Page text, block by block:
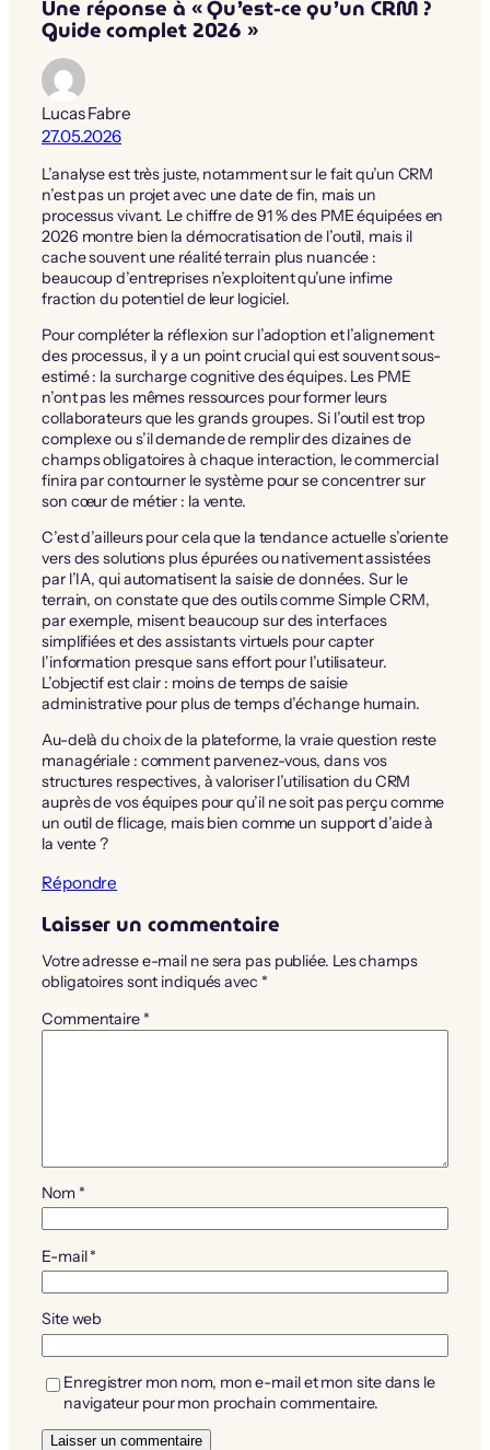
Une réponse à « Qu’est-ce qu’un CRM ?
Guide complet 2026 »
Lucas Fabre
27.05.2026
L’analyse est très juste, notamment sur le fait qu’un CRM
n’est pas un projet avec une date de fin, mais un
processus vivant. Le chiffre de 91 % des PME équipées en
2026 montre bien la démocratisation de l’outil, mais il
cache souvent une réalité terrain plus nuancée :
beaucoup d’entreprises n’exploitent qu’une infime
fraction du potentiel de leur logiciel.
Pour compléter la réflexion sur l’adoption et l’alignement
des processus, il y a un point crucial qui est souvent sous-
estimé : la surcharge cognitive des équipes. Les PME
n’ont pas les mêmes ressources pour former leurs
collaborateurs que les grands groupes. Si l’outil est trop
complexe ou s’il demande de remplir des dizaines de
champs obligatoires à chaque interaction, le commercial
finira par contourner le système pour se concentrer sur
son cœur de métier : la vente.
C’est d’ailleurs pour cela que la tendance actuelle s’oriente
vers des solutions plus épurées ou nativement assistées
par l’IA, qui automatisent la saisie de données. Sur le
terrain, on constate que des outils comme Simple CRM,
par exemple, misent beaucoup sur des interfaces
simplifiées et des assistants virtuels pour capter
l’information presque sans effort pour l’utilisateur.
L’objectif est clair : moins de temps de saisie
administrative pour plus de temps d’échange humain.
Au-delà du choix de la plateforme, la vraie question reste
managériale : comment parvenez-vous, dans vos
structures respectives, à valoriser l’utilisation du CRM
auprès de vos équipes pour qu’il ne soit pas perçu comme
un outil de flicage, mais bien comme un support d’aide à
la vente ?
Répondre
Laisser un commentaire
Votre adresse e-mail ne sera pas publiée. Les champs
obligatoires sont indiqués avec *
Commentaire *
Nom *
E-mail*
Site web
Enregistrer mon nom, mon e-mail et mon site dans le
navigateur pour mon prochain commentaire.